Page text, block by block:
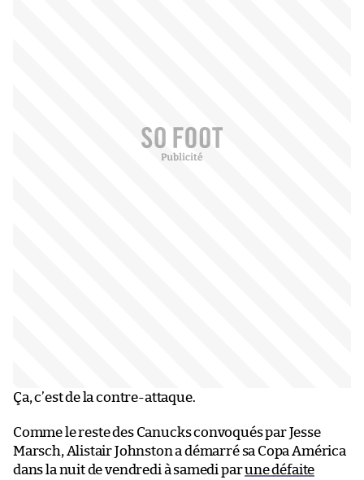
Ça, c’est de la contre-attaque.
Comme le reste des Canucks convoqués par Jesse
Marsch, Alistair Johnston a démarré sa Copa América
dans la nuit de vendredi à samedi parune défaite